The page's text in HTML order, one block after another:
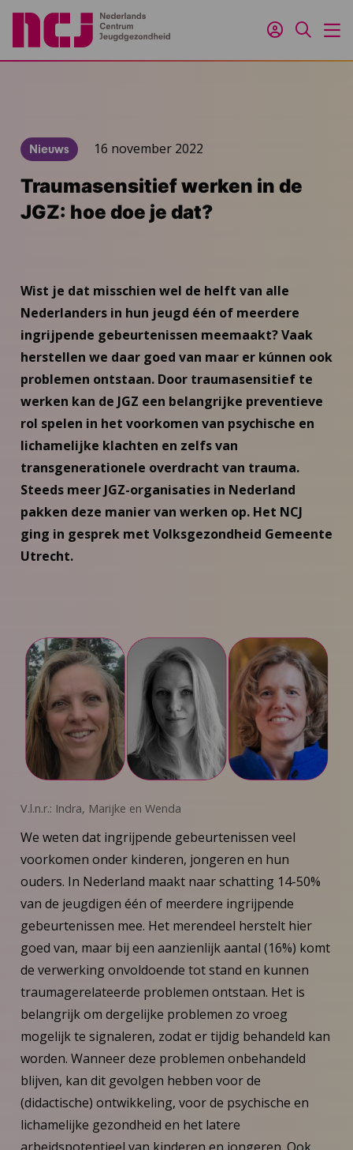
Inloggen
Zoeken
Nieuws 16 november 2022
Traumasensitief werken in de
JGZ: hoe doe je dat?
Wist je dat misschien wel de helft van alle
Nederlanders in hun jeugd één of meerdere
ingrijpende gebeurtenissen meemaakt? Vaak
herstellen we daar goed van maar er kúnnen ook
problemen ontstaan. Door traumasensitief te
werken kan de JGZ een belangrijke preventieve
rol spelen in het voorkomen van psychische en
lichamelijke klachten en zelfs van
transgenerationele overdracht van trauma.
Steeds meer JGZ-organisaties in Nederland
pakken deze manier van werken op. Het NCJ
ging in gesprek met Volksgezondheid Gemeente
Utrecht.
V.l.n.r.: Indra, Marijke en Wenda
We weten dat ingrijpende gebeurtenissen veel
voorkomen onder kinderen, jongeren en hun
ouders. In Nederland maakt naar schatting 14-50%
van de jeugdigen één of meerdere ingrijpende
gebeurtenissen mee. Het merendeel herstelt hier
goed van, maar bij een aanzienlijk aantal (16%) komt
de verwerking onvoldoende tot stand en kunnen
traumagerelateerde problemen ontstaan. Het is
belangrijk om dergelijke problemen zo vroeg
mogelijk te signaleren, zodat er tijdig behandeld kan
worden. Wanneer deze problemen onbehandeld
blijven, kan dit gevolgen hebben voor de
(didactische) ontwikkeling, voor de psychische en
lichamelijke gezondheid en het latere